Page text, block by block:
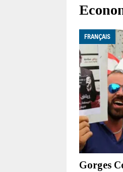
FRANÇAIS
Gorges